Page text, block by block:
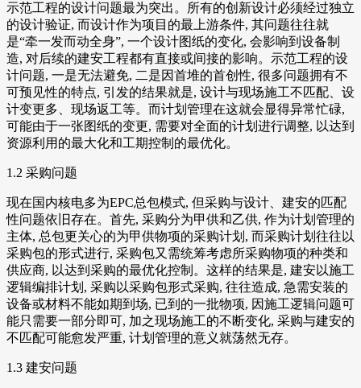
示范工程的设计问题最为突出。所有的创新设计必须经过独立
的设计验证, 而设计作为项目的最上游条件, 其问题往往就
是“牵一发而动全身”, 一个设计图纸的变化, 会影响到设备制
造, 对后续的建安工程都有直接或间接的影响。示范工程的设
计问题, 一是无法避免, 二是因首堆的首创性, 很多问题拥有不
可预见性的特点, 引发的结果就是, 设计与现场施工不匹配、设
计变更多、现场返工等。而计划管理在这就会显得异常忙碌,
可能由于一张图纸的变更, 需要对全面的计划进行调整, 以达到
资源利用的最大化和工期控制的最优化。
1.2 采购问题
现在国内核电多为EPC总包模式, 但采购与设计、建安的匹配
性问题依旧存在。首先, 采购分为甲供和乙供, 作为计划管理的
主体, 总包更关心的为甲供物项的采购计划, 而采购计划往往以
采购包的形式进行, 采购包又需统筹考虑所采购物项的种类和
供应商, 以达到采购的最优化控制。这样的结果是, 建安以施工
逻辑编排计划, 采购以采购包形式采购, 往往造成, 急需安装的
设备或材料不能如期到场, 已到的一批物项, 因施工逻辑问题可
能只需要一部分即可, 加之现场施工的不断变化, 采购与建安的
不匹配可能愈发严重, 计划管理的意义就荡然无存。
1.3 建安问题